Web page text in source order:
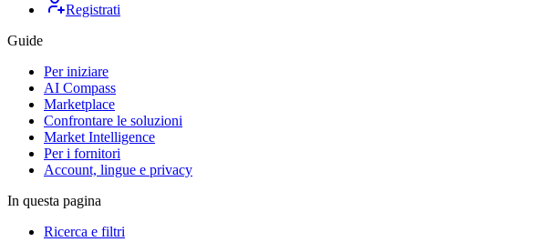
Registrati
Guide
Per iniziare
AI Compass
Marketplace
Confrontare le soluzioni
Market Intelligence
Per i fornitori
Account, lingue e privacy
In questa pagina
Ricerca e filtri